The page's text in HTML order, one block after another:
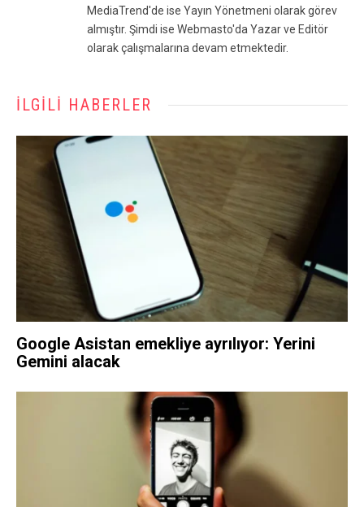
MediaTrend'de ise Yayın Yönetmeni olarak görev
almıştır. Şimdi ise Webmasto'da Yazar ve Editör
olarak çalışmalarına devam etmektedir.
İLGILI HABERLER
Google Asistan emekliye ayrılıyor: Yerini
Gemini alacak